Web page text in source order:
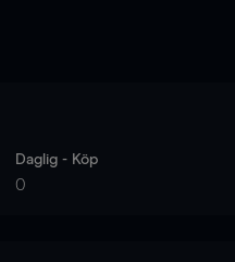
Daglig - Köp
0